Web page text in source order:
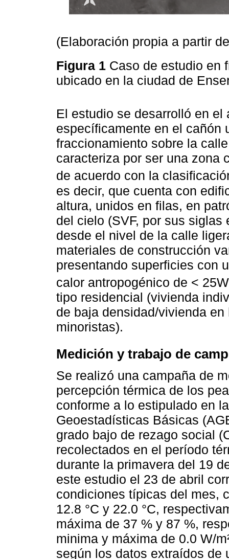
(Elaboración propia a partir
Figura 1 Caso de estudio en
ubicado en la ciudad de
El estudio se desarrolló en
específicamente en el cañón
fraccionamiento sobre la
caracteriza por ser una zona
de acuerdo con la
es decir, que cuenta con
altura, unidos en filas, en
del cielo (SVF, por sus siglas
desde el nivel de la calle
materiales de construcción
presentando superficies con
calor antropogénico de <
tipo residencial (vivienda
de baja densidad/vivienda
minoristas).
Medición y trabajo de
Se realizó una campaña de
percepción térmica de los
conforme a lo estipulado en
Geoestadísticas Básicas
grado bajo de rezago social
recolectados en el período
durante la primavera del 19
este estudio el 23 de abril
condiciones típicas del mes,
12.8 °C y 22.0 °C,
máxima de 37 % y 87 %,
minima y máxima de 0.0 W/
según los datos extraídos de